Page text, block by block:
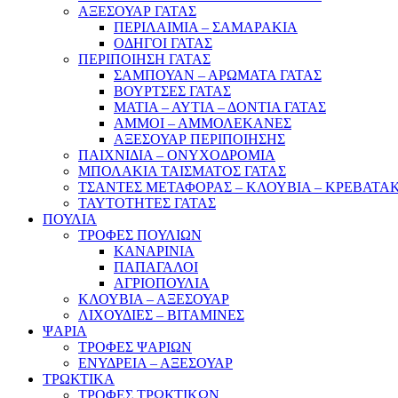
ΑΞΕΣΟΥΑΡ ΓΑΤΑΣ
ΠΕΡΙΛΑΙΜΙΑ – ΣΑΜΑΡΑΚΙΑ
ΟΔΗΓΟΙ ΓΑΤΑΣ
ΠΕΡΙΠΟΙΗΣΗ ΓΑΤΑΣ
ΣΑΜΠΟΥΑΝ – ΑΡΩΜΑΤΑ ΓΑΤΑΣ
ΒΟΥΡΤΣΕΣ ΓΑΤΑΣ
ΜΑΤΙΑ – ΑΥΤΙΑ – ΔΟΝΤΙΑ ΓΑΤΑΣ
ΑΜΜΟΙ – ΑΜΜΟΛΕΚΑΝΕΣ
ΑΞΕΣΟΥΑΡ ΠΕΡΙΠΟΙΗΣΗΣ
ΠΑΙΧΝΙΔΙΑ – ΟΝΥΧΟΔΡΟΜΙΑ
ΜΠΟΛΑΚΙΑ ΤΑΙΣΜΑΤΟΣ ΓΑΤΑΣ
ΤΣΑΝΤΕΣ ΜΕΤΑΦΟΡΑΣ – ΚΛΟΥΒΙΑ –
ΤΑΥΤΟΤΗΤΕΣ ΓΑΤΑΣ
ΠΟΥΛΙΑ
ΤΡΟΦΕΣ ΠΟΥΛΙΩΝ
ΚΑΝΑΡΙΝΙΑ
ΠΑΠΑΓΑΛΟΙ
ΑΓΡΙΟΠΟΥΛΙΑ
ΚΛΟΥΒΙΑ – ΑΞΕΣΟΥΑΡ
ΛΙΧΟΥΔΙΕΣ – ΒΙΤΑΜΙΝΕΣ
ΨΑΡΙΑ
ΤΡΟΦΕΣ ΨΑΡΙΩΝ
ΕΝΥΔΡΕΙΑ – ΑΞΕΣΟΥΑΡ
ΤΡΩΚΤΙΚΑ
ΤΡΟΦΕΣ ΤΡΩΚΤΙΚΩΝ